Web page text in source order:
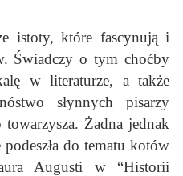
istoty, które fascynują i
Świadczy o tym choćby
w literaturze, a także
słynnych pisarzy
towarzysza. Żadna jednak
do tematu kotów
Augusti w “Historii